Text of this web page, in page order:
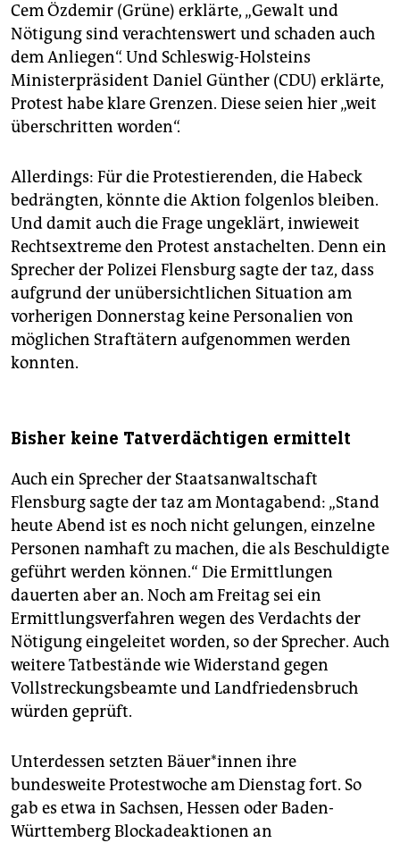
Cem Özdemir (Grüne) erklärte, „Gewalt und
Nötigung sind verachtenswert und schaden auch
dem Anliegen“. Und Schleswig-Holsteins
Ministerpräsident Daniel Günther (CDU) erklärte,
Protest habe klare Grenzen. Diese seien hier „weit
überschritten worden“.
Allerdings: Für die Protestierenden, die Habeck
bedrängten, könnte die Aktion folgenlos bleiben.
Und damit auch die Frage ungeklärt, inwieweit
Rechtsextreme den Protest anstachelten. Denn ein
Sprecher der Polizei Flensburg sagte der taz, dass
aufgrund der unübersichtlichen Situation am
vorherigen Donnerstag keine Personalien von
möglichen Straftätern aufgenommen werden
konnten.
Bisher keine Tatverdächtigen ermittelt
Auch ein Sprecher der Staatsanwaltschaft
Flensburg sagte der taz am Montagabend: „Stand
heute Abend ist es noch nicht gelungen, einzelne
Personen namhaft zu machen, die als Beschuldigte
geführt werden können.“ Die Ermittlungen
dauerten aber an. Noch am Freitag sei ein
Ermittlungsverfahren wegen des Verdachts der
Nötigung eingeleitet worden, so der Sprecher. Auch
weitere Tatbestände wie Widerstand gegen
Vollstreckungsbeamte und Landfriedensbruch
würden geprüft.
Unterdessen setzten Bäue­r*in­nen ihre
bundesweite Protestwoche am Dienstag fort. So
gab es etwa in Sachsen, Hessen oder Baden-
Württemberg Blockadeaktionen an